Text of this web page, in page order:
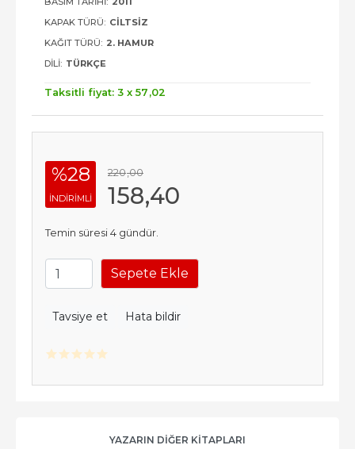
KAPAK TÜRÜ: CILTSIZ
KAĞIT TÜRÜ: 2. HAMUR
DILI: TÜRKÇE
Taksitli fiyat: 3 x 57 ,02
%28
INDIRIMLI
220,00
158,40
Temin süresi 4 gündür.
Sepete Ekle
Tavsiye et Hata bildir
YAZARIN DIĞER KITAPLARI